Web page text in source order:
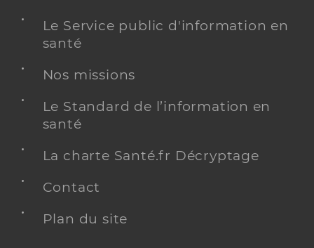
Le Service public d'information en
santé
Nos missions
Le Standard de l’information en
santé
La charte Santé.fr Décryptage
Contact
Plan du site